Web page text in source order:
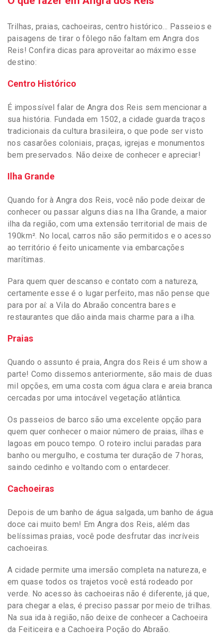
Trilhas, praias, cachoeiras, centro histórico… Passeios e
paisagens de tirar o fôlego não faltam em Angra dos
Reis! Confira dicas para aproveitar ao máximo esse
destino:
Centro Histórico
É impossível falar de Angra dos Reis sem mencionar a
sua história. Fundada em 1502, a cidade guarda traços
tradicionais da cultura brasileira, o que pode ser visto
nos casarões coloniais, praças, igrejas e monumentos
bem preservados. Não deixe de conhecer e apreciar!
Ilha Grande
Quando for à Angra dos Reis, você não pode deixar de
conhecer ou passar alguns dias na Ilha Grande, a maior
ilha da região, com uma extensão territorial de mais de
190km². No local, carros não são permitidos e o acesso
ao território é feito unicamente via embarcações
marítimas.
Para quem quer descanso e contato com a natureza,
certamente esse é o lugar perfeito, mas não pense que
para por aí: a Vila do Abraão concentra bares e
restaurantes que dão ainda mais charme para a ilha.
Praias
Quando o assunto é praia, Angra dos Reis é um show a
parte! Como dissemos anteriormente, são mais de duas
mil opções, em uma costa com água clara e areia branca
cercadas por uma intocável vegetação atlântica.
Os passeios de barco são uma excelente opção para
quem quer conhecer o maior número de praias, ilhas e
lagoas em pouco tempo. O roteiro inclui paradas para
banho ou mergulho, e costuma ter duração de 7 horas,
saindo cedinho e voltando com o entardecer.
Cachoeiras
Depois de um banho de água salgada, um banho de água
doce cai muito bem! Em Angra dos Reis, além das
belíssimas praias, você pode desfrutar das incríveis
cachoeiras.
A cidade permite uma imersão completa na natureza, e
em quase todos os trajetos você está rodeado por
verde. No acesso às cachoeiras não é diferente, já que,
para chegar a elas, é preciso passar por meio de trilhas.
Na sua ida à região, não deixe de conhecer a Cachoeira
da Feiticeira e a Cachoeira Poção do Abraão.